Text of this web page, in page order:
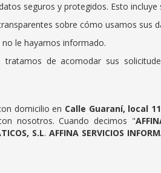
seguros y protegidos. Esto
sobre cómo usamos sus
le hayamos informado.
tratamos de acomodar sus
domicilio en Calle Guaraní, local 11
nosotros. Cuando decimos "
S.L.AFFINA SERVICIOS